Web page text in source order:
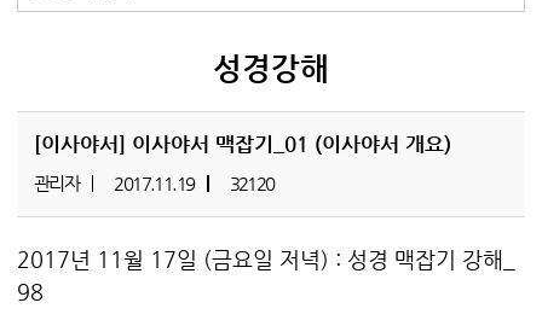
성경강해
[이사야서] 이사야서 맥잡기_01 (이사야서 개요)
관리자 2017.11.19 32120
2017년 11월 17일 (금요일 저녁) : 성경 맥잡기 강해_
98